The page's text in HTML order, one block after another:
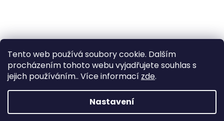
Tento web používá soubory cookie. Dalším
procházením tohoto webu vyjadřujete souhlas s
jejich používáním.. Více informací zde.
Nastavení